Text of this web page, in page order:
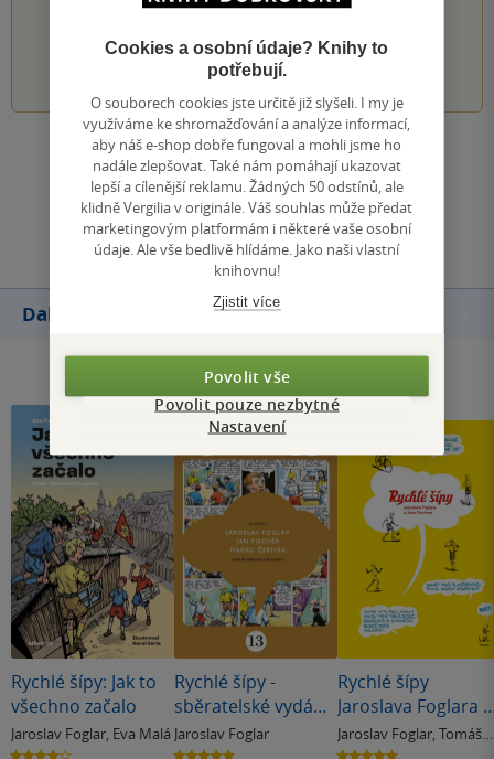
PŘIDEJTE SVÉ HODNOCENÍ KNIHY
1 2 3 4 5
Zobrazit všechna hodnocení
Přidat hodnocení
Další knihy autora
Rychlé šípy: Jak to
všechno začalo
Jaroslav Foglar, Eva Malá
4.0
Rychlé šípy -
sběratelské vydání
- 13. díl
Jaroslav Foglar
5.0
Rychlé šípy
Jaroslava Foglara a
Jana Fischera
Jaroslav Foglar, Tomáš
Prokůpek
5.0
Cookies a osobní údaje? Knihy to
potřebují.
O souborech cookies jste určitě již slyšeli. I my je
využíváme ke shromažďování a analýze informací,
aby náš e-shop dobře fungoval a mohli jsme ho
nadále zlepšovat. Také nám pomáhají ukazovat
lepší a cílenější reklamu. Žádných 50 odstínů, ale
klidně Vergilia v originále. Váš souhlas může předat
marketingovým platformám i některé vaše osobní
údaje. Ale vše bedlivě hlídáme. Jako naši vlastní
knihovnu!
Zjistit více
Povolit vše
Povolit pouze nezbytné
Nastavení